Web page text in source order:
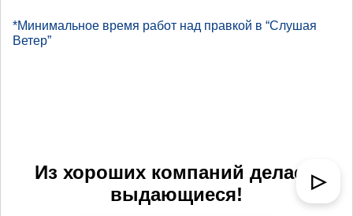
*Минимальное время работ над правкой в “Слушая
Ветер”
Из хороших компаний делаем
выдающиеся!
▷